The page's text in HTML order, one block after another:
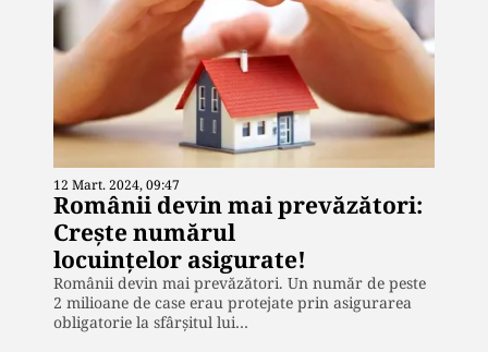
12 Mart. 2024, 09:47
Românii devin mai prevăzători:
Crește numărul
locuințelor asigurate!
Românii devin mai prevăzători. Un număr de peste
2 milioane de case erau protejate prin asigurarea
obligatorie la sfârșitul lui…